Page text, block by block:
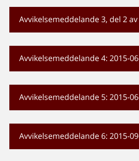
Avvikelsemeddelande 3, del 2 av
Avvikelsemeddelande 4: 2015-
Avvikelsemeddelande 5: 2015-
Avvikelsemeddelande 6: 2015-